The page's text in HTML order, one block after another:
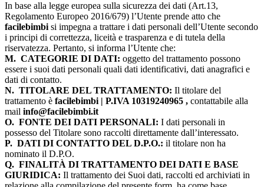
In base alla legge europea sulla sicurezza dei dati (Art.13,
Regolamento Europeo 2016/679) l’Utente prende atto che
facilebimbi si impegna a trattare i dati personali dell’Utente secondo
i principi di correttezza, liceità e trasparenza e di tutela della
riservatezza. Pertanto, si informa l’Utente che:
M. CATEGORIE DI DATI: oggetto del trattamento possono
essere i suoi dati personali quali dati identificativi, dati anagrafici e
dati di contatto.
N. TITOLARE DEL TRATTAMENTO: Il titolare del
trattamento è facilebimbi | P.IVA 10319240965 , contattabile alla
mail info@facilebimbi.it
O. FONTE DEI DATI PERSONALI: I dati personali in
possesso del Titolare sono raccolti direttamente dall’interessato.
P. DATI DI CONTATTO DEL D.P.O.: il titolare non ha
nominato il D.P.O.
Q. FINALITÀ DI TRATTAMENTO DEI DATI E BASE
GIURIDICA: Il trattamento dei Suoi dati, raccolti ed archiviati in